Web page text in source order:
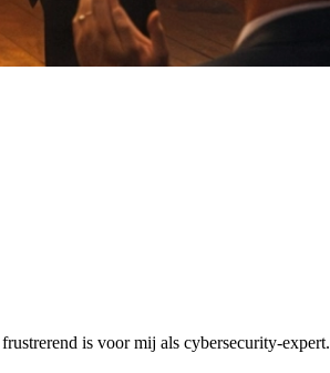
is voor mij als cybersecurity-expert.